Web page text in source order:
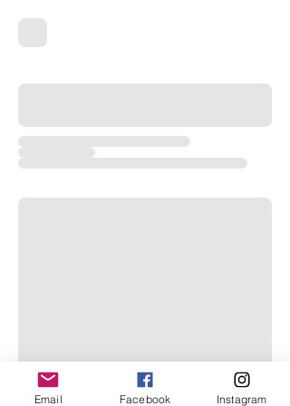
Email Facebook Instagram